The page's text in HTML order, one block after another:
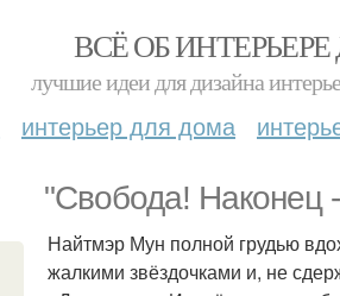
ВСЁ ОБ
лучшие идеи для дизайна
интерьер для дома
"Свобода! Наконец
Найтмэр Мун полной грудью
жалкими звёздочками и, не